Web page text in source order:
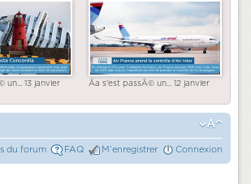
un... 13 janvier Ãa s'est passÃ© un... 12 janvier
du forum FAQ M’enregistrer Connexion